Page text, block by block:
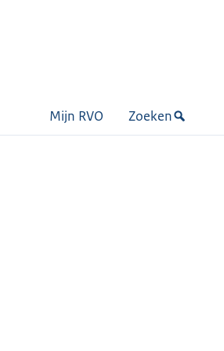
Mijn RVO Zoeken